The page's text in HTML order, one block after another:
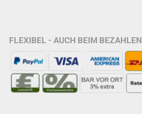
FLEXIBEL - AUCH BEIM BEZAHLEN